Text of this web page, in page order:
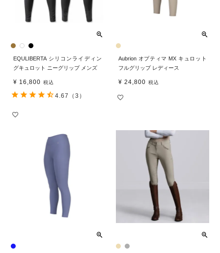
EQULIBERTA シリコンライディン
グキュロット ニーグリップ メンズ
¥ 16,800 税込
4.67 （3）
Aubrion オプティマ MX キュロット
フルグリップ レディース
¥ 24,800 税込